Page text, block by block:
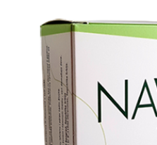
Zapamti me